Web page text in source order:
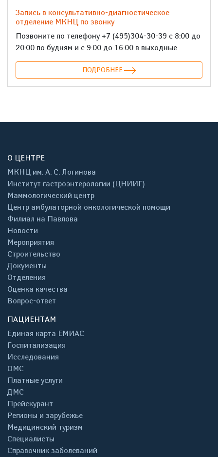
Запись в консультативно-диагностическое
отделение МКНЦ по звонку
Позвоните по телефону +7 (495)304-30-39 с 8:00 до
20:00 по будням и с 9:00 до 16:00 в выходные
ПОДРОБНЕЕ
О ЦЕНТРЕ
МКНЦ им. А. С. Логинова
Институт гастроэнтерологии (ЦНИИГ)
Маммологический центр
Центр амбулаторной онкологической помощи
Филиал на Павлова
Новости
Мероприятия
Строительство
Документы
Отделения
Оценка качества
Вопрос-ответ
ПАЦИЕНТАМ
Единая карта ЕМИАС
Госпитализация
Исследования
ОМС
Платные услуги
ДМС
Прейскурант
Регионы и зарубежье
Медицинский туризм
Специалисты
Справочник заболеваний